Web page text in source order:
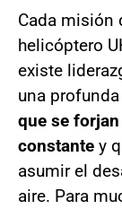
Cada misión
helicóptero
existe
una
que se
constante y
asumir el
aire. Para